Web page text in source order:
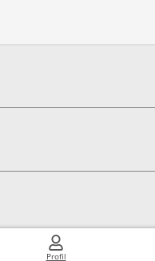
Profil